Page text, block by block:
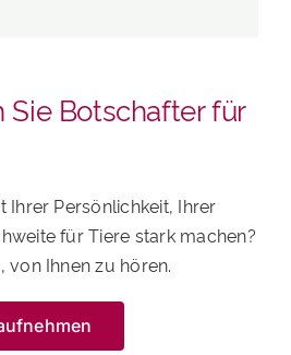
Sie Botschafter für
Ihrer Persönlichkeit, Ihrer
für Tiere stark machen?
von Ihnen zu hören.